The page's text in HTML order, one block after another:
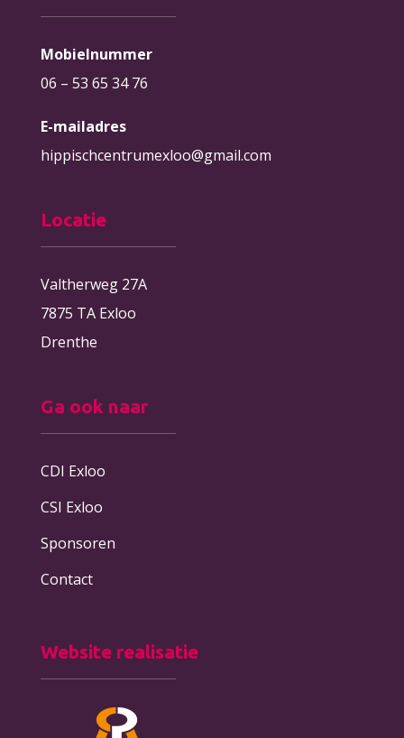
Mobielnummer
06 – 53 65 34 76
E-mailadres
hippischcentrumexloo@gmail.com
Locatie
Valtherweg 27A
7875 TA Exloo
Drenthe
Ga ook naar
CDI Exloo
CSI Exloo
Sponsoren
Contact
Website realisatie